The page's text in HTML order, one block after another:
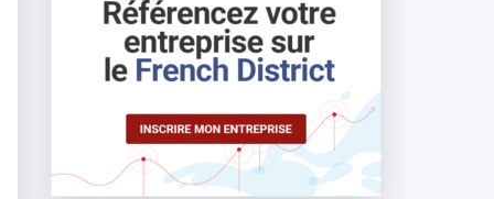
Vous avez besoin
d’expédier des produits, des
affaires, de déménager à
Vous avez besoin
assurance à